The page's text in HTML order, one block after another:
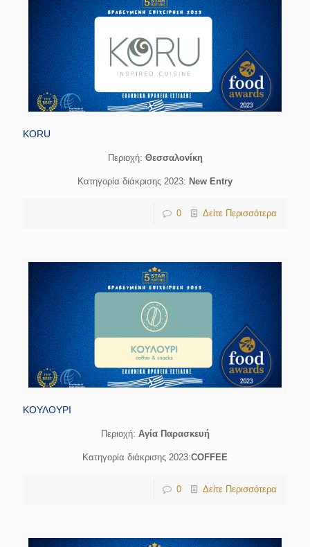
KORU
Περιοχή: Θεσσαλονίκη
Κατηγορία διάκρισης 2023: New Entry
0 Δείτε Περισσότερα
ΚΟΥΛΟΥΡΙ
Περιοχή: Αγία Παρασκευή
Κατηγορία διάκρισης 2023:COFFEE
0 Δείτε Περισσότερα